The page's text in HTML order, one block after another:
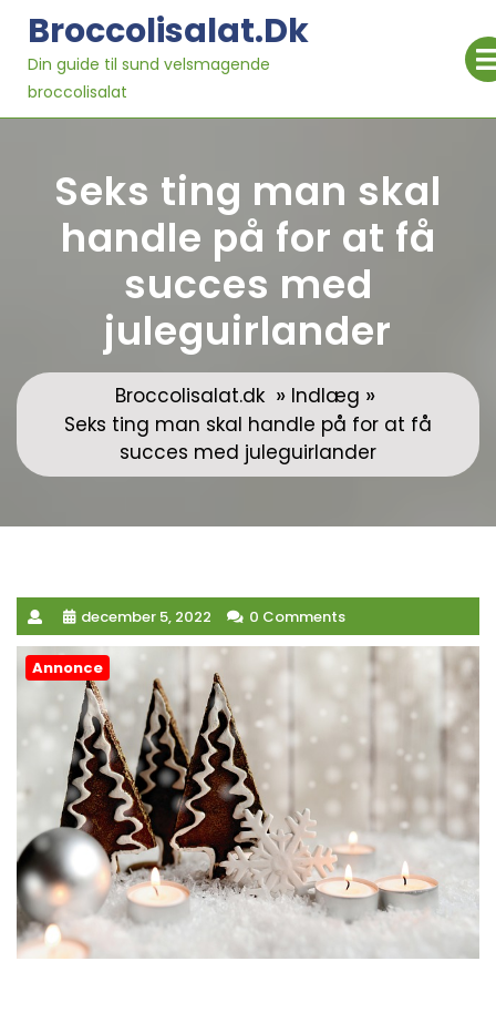
content
Broccolisalat.dk
Din guide til sund velsmagende
broccolisalat
Seks ting man skal
handle på for at få
succes med
juleguirlander
Broccolisalat.dk » Indlæg »
Seks ting man skal handle på for at få
succes med juleguirlander
december 5, 2022 0 Comments
Annonce